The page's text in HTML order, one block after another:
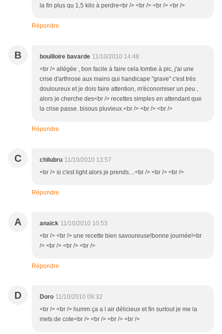
la fin plus qu 1,5 kilo à perdre<br /> <br /> <br /> <br />
Répondre
B bouilloire bavarde 11/10/2010 14:48
<br /> allégée , bon facile à faire cela tombe à pic, j'ai une
crise d'arthrose aux mains qui handicape "grave" c'est très
douloureux et je dois faire attention, m'économiser un peu ,
alors je cherche des<br /> recettes simples en attendant que
la crise passe. bisous pluvieux.<br /> <br /> <br />
Répondre
C chilubru 11/10/2010 13:57
<br /> si c'est light alors je prends....<br /> <br /> <br />
Répondre
A anaïck 11/10/2010 10:53
<br /> <br /> une recette bien savoureuse!bonne journée!<br
/> <br /> <br /> <br />
Répondre
D Doro 11/10/2010 09:32
<br /> <br /> humm ça a l air délicieux et fin surtout je me la
mets de cote<br /> <br /> <br /> <br />